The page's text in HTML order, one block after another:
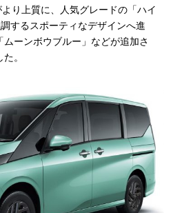
り上質に、人気グレードの「ハイ
するスポーティなデザインへ進
ーンボウブルー」などが追加さ
。